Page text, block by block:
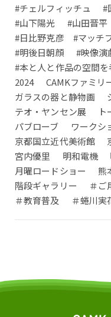
#チェルフィッチュ #
#山下陽光
#山田晋平
#日比野克彦 #マッチ
#明後日朝顔
#映像演
#本と人と作品の空間を
2024
CAMKファミリ
ガラスの器と静物画
テオ・ヤンセン展
パブローブ
ワークシ
京都国立近代美術館
宮内優里
明和電機
月曜ロードショー
熊
階段ギャラリー
＃ご
＃教育普及
＃蜷川実